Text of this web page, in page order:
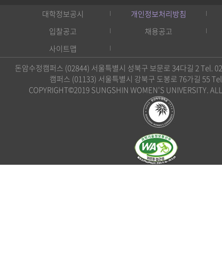
대학정보공시
개인정보처리방침
입찰공고
채용공고
사이트맵
돈암수정캠퍼스 (02844) 서울특별시 성북구 보문로 34다길 2 Tel.
캠퍼스 (01133) 서울특별시 강북구 도봉로 76가길 55
COPYRIGHT©2019 SUNGSHIN WOMEN'S UNIVERSITY.